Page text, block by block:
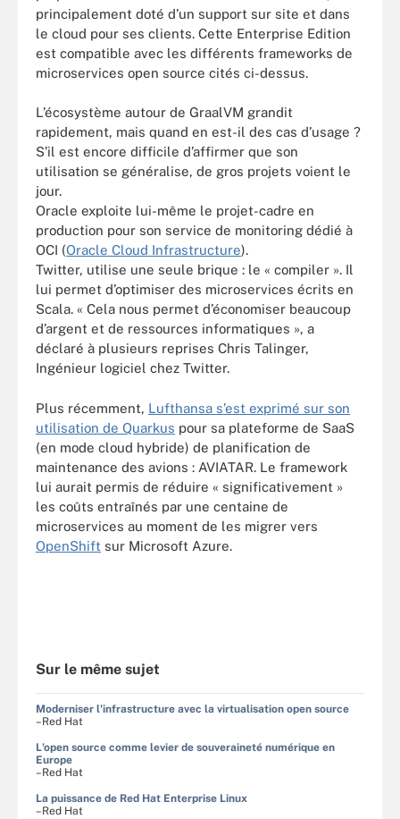
principalement doté d’un support sur site et dans
le cloud pour ses clients. Cette Enterprise Edition
est compatible avec les différents frameworks de
microservices open source cités ci-dessus.
L’écosystème autour de GraalVM grandit
rapidement, mais quand en est-il des cas d’usage ?
S’il est encore difficile d’affirmer que son
utilisation se généralise, de gros projets voient le
jour.
Oracle exploite lui-même le projet-cadre en
production pour son service de monitoring dédié à
OCI (Oracle Cloud Infrastructure).
Twitter, utilise une seule brique : le « compiler ». Il
lui permet d’optimiser des microservices écrits en
Scala. « Cela nous permet d’économiser beaucoup
d’argent et de ressources informatiques », a
déclaré à plusieurs reprises Chris Talinger,
Ingénieur logiciel chez Twitter.
Plus récemment, Lufthansa s’est exprimé sur son
utilisation de Quarkus pour sa plateforme de SaaS
(en mode cloud hybride) de planification de
maintenance des avions : AVIATAR. Le framework
lui aurait permis de réduire « significativement »
les coûts entraînés par une centaine de
microservices au moment de les migrer vers
OpenShift sur Microsoft Azure.
Sur le même sujet
Moderniser l'infrastructure avec la virtualisation open source
–Red Hat
L'open source comme levier de souveraineté numérique en
Europe
–Red Hat
La puissance de Red Hat Enterprise Linux
–Red Hat